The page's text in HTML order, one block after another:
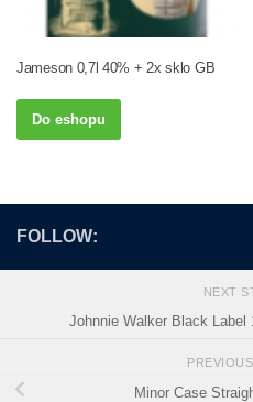
Jameson 0,7l 40% + 2x sklo GB
Do eshopu
FOLLOW:
NEXT
Johnnie Walker Black
Minor Case